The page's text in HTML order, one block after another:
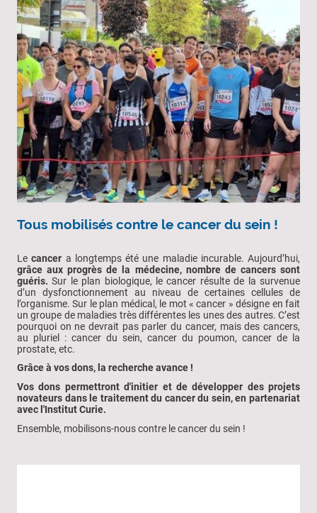
Tous mobilisés contre le cancer du sein !
Lecancer a longtemps été une maladie incurable. Aujourd’hui,
grâce aux progrès de la médecine, nombre de cancers sont
guéris.Sur le plan biologique, le cancer résulte de la survenue
d’un dysfonctionnement au niveau de certaines cellules de
l’organisme. Sur le plan médical, le mot « cancer » désigne en fait
un groupe de maladies très différentes les unes des autres. C’est
pourquoi on ne devrait pas parler du cancer, mais des cancers,
au pluriel : cancer du sein, cancer du poumon, cancer de la
prostate, etc.
Grâce à vos dons, la recherche avance !
Vos dons permettront d'initier et de développer des projets
novateurs dans le traitement du cancer du sein, en partenariat
avec l'Institut Curie.
Ensemble, mobilisons-nous contre le cancer du sein !